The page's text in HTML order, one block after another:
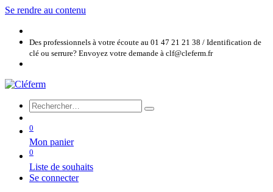
Se rendre au contenu
Des professionnels à votre écoute au 01 47 21 21 38 / Identification de
clé ou serrure? Envoyez votre demande à clf@cleferm.fr
0
Mon panier
0
Liste de souhaits
Se connecter